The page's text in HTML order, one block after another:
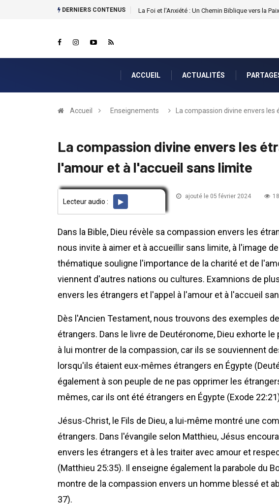
DERNIERS CONTENUS La Foi et l'Anxiété : Un Chemin Biblique vers la
ACCUEIL ACTUALITÉS
Accueil Enseignements La compassion divine envers
La compassion divine envers les
l'amour et à l'accueil sans limite
par Lazarus ajouté le 05 février 2024
Lecteur audio :
Dans la Bible, Dieu révèle sa compassion envers les
nous invite à aimer et à accueillir sans limite, à l'image
thématique souligne l'importance de la charité et de
viennent d'autres nations ou cultures. Examnions de
envers les étrangers et l'appel à l'amour et à l'accueil
Dès l'Ancien Testament, nous trouvons des exemples
étrangers. Dans le livre de Deutéronome, Dieu exhorte
à lui montrer de la compassion, car ils se souviennent
lorsqu'ils étaient eux-mêmes étrangers en Égypte
également à son peuple de ne pas opprimer les
mêmes, car ils ont été étrangers en Égypte (Exode
Jésus-Christ, le Fils de Dieu, a lui-même montré une
étrangers. Dans l'évangile selon Matthieu, Jésus
envers les étrangers et à les traiter avec amour et
(Matthieu 25:35). Il enseigne également la parabole du
montre de la compassion envers un homme blessé et
37).